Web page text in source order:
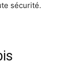
sécurité.